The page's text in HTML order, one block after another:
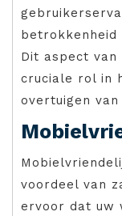
Dit aspect
cruciale rol in
overtuigen
voordeel van
ervoor dat uw